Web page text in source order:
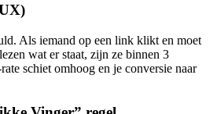
Als iemand op een link klikt en moet
wat er staat, zijn ze binnen 3
schiet omhoog en je conversie naar